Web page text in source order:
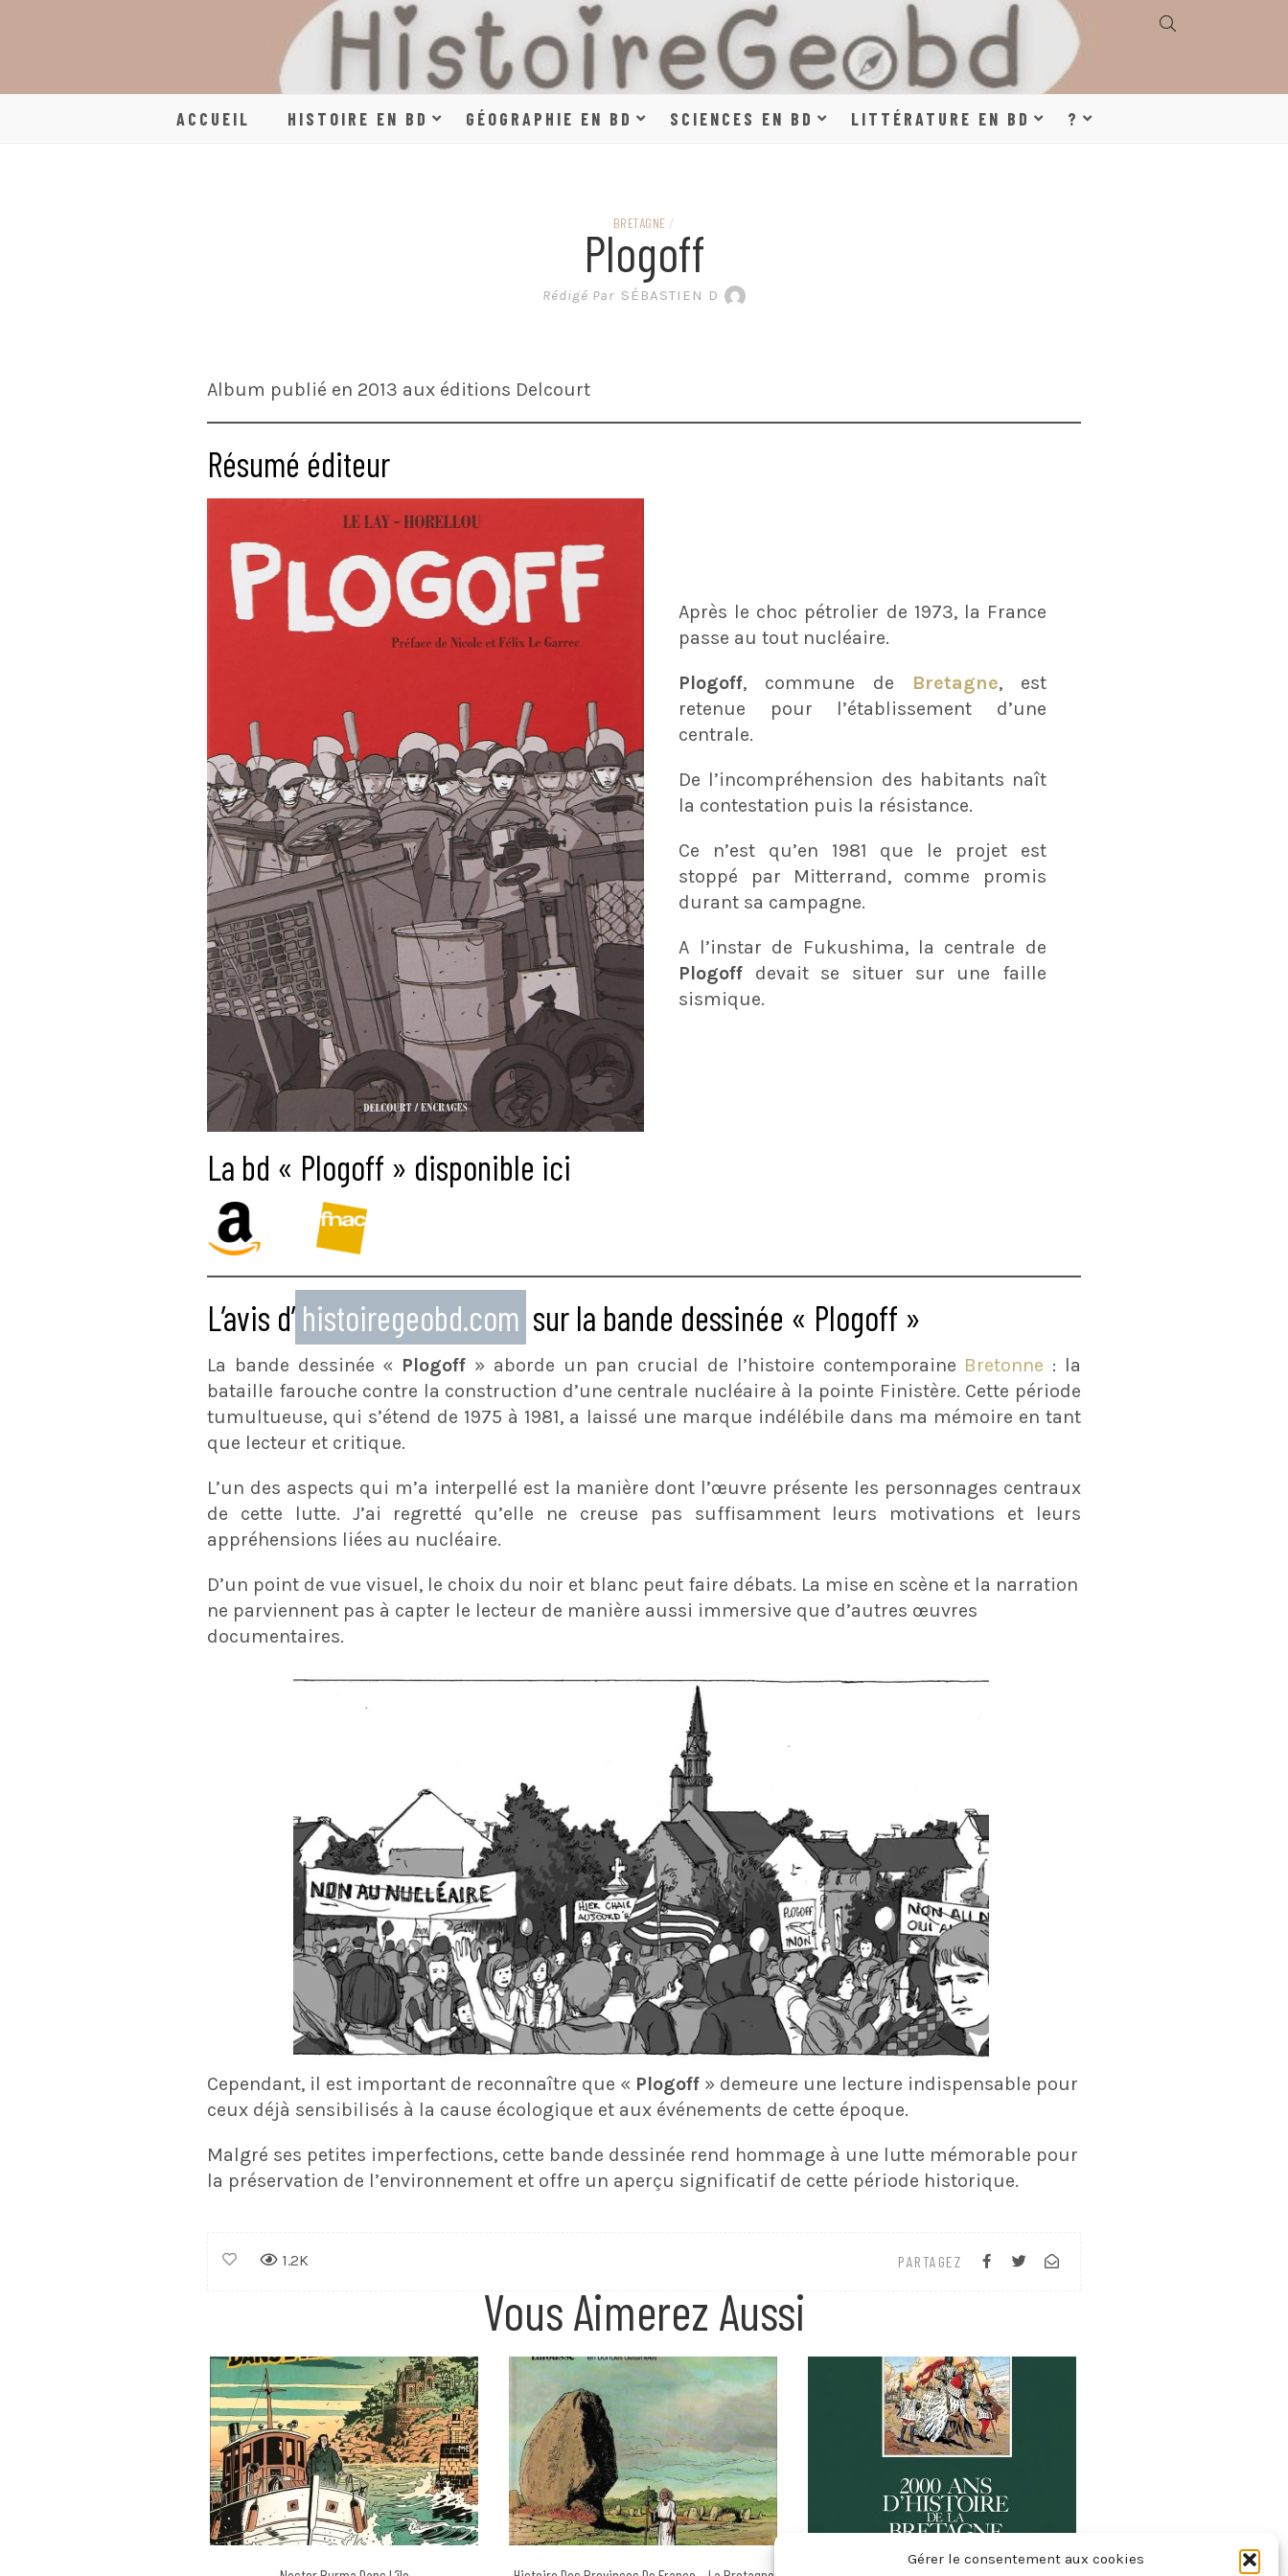
Gérer le consentement aux cookies
HISTOIRE, GÉOGRAPHIE,
SCIENCES, LITTÉRATURE
EN BANDE DESSINÉE
ACCUEIL HISTOIRE EN BD GÉOGRAPHIE EN BD SCIENCES EN BD LITTÉRATURE EN BD ?
BRETAGNE /
Plogoff
Rédigé Par SÉBASTIEN D
Album publié en 2013 aux éditions Delcourt
Résumé éditeur
Après le choc pétrolier de 1973, la France
passe au tout nucléaire.
Plogoff, commune de Bretagne, est
retenue pour l’établissement d’une
centrale.
De l’incompréhension des habitants naît
la contestation puis la résistance.
Ce n’est qu’en 1981 que le projet est
stoppé par Mitterrand, comme promis
durant sa campagne.
A l’instar de Fukushima, la centrale de
Plogoff devait se situer sur une faille
sismique.
La bd « Plogoff » disponible ici
L’avis d’ histoiregeobd.com sur la bande dessinée « Plogoff »
La bande dessinée « Plogoff » aborde un pan crucial de l’histoire contemporaine Bretonne : la
bataille farouche contre la construction d’une centrale nucléaire à la pointe Finistère. Cette période
tumultueuse, qui s’étend de 1975 à 1981, a laissé une marque indélébile dans ma mémoire en tant
que lecteur et critique.
L’un des aspects qui m’a interpellé est la manière dont l’œuvre présente les personnages centraux
de cette lutte. J’ai regretté qu’elle ne creuse pas suffisamment leurs motivations et leurs
appréhensions liées au nucléaire.
D’un point de vue visuel, le choix du noir et blanc peut faire débats. La mise en scène et la narration
ne parviennent pas à capter le lecteur de manière aussi immersive que d’autres œuvres
documentaires.
Cependant, il est important de reconnaître que « Plogoff » demeure une lecture indispensable pour
ceux déjà sensibilisés à la cause écologique et aux événements de cette époque.
Malgré ses petites imperfections, cette bande dessinée rend hommage à une lutte mémorable pour
la préservation de l’environnement et offre un aperçu significatif de cette période historique.
PARTAGEZ
1.2K
Vous Aimerez Aussi